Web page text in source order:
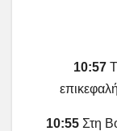
10:57
10:55 Στη